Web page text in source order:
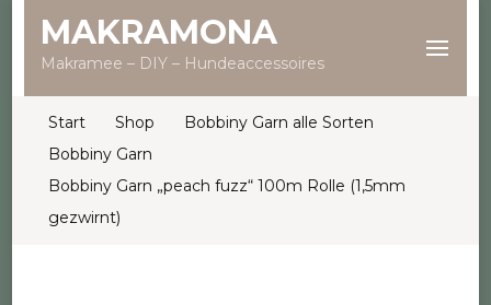
MAKRAMONA
Makramee – DIY – Hundeaccessoires
Start Shop
Bobbiny Garn alle Sorten
Bobbiny Garn
Bobbiny Garn „peach fuzz“ 100m Rolle (1,5mm
gezwirnt)